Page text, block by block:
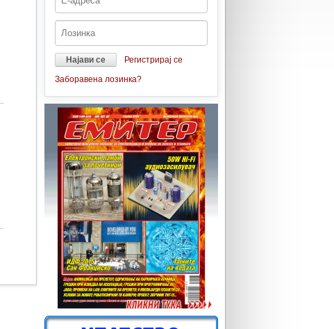
Регистрирај се
Заборавена лозинка?